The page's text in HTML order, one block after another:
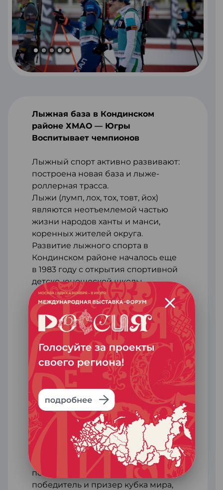
Лыжная база в Кондинском
районе ХМАО — Югры
Воспитывает чемпионов
Лыжный спорт активно развивают:
построена новая база и лыже-
роллерная трасса.
Лыжи (лумп, лох, тох, товт, йох)
являются неотъемлемой частью
жизни народов ханты и манси,
коренных жителей округа.
Развитие лыжного спорта в
Кондинском районе началось еще
в 1983 году с открытия спортивной
детско-юношеской школы
олимпийского резерва по
биатлону. За 40 лет спортивная
школа воспитала множество
мастеров спорта и призеров
международных соревнований.
Среди воспитанников — два
мастера спорта международного
класса, восемь мастеров спорта. В
частности, на базе занимались
шестикратный чемпион
Параолимпийских игр по лыжным
гонкам Александр Насорулин,
чемпион России, абсолютный
чемпион Европы Виктор Гаин,
чемпион мира по лыжным гонкам,
победитель «ТурДеСки»,
победитель и призер кубка мира,